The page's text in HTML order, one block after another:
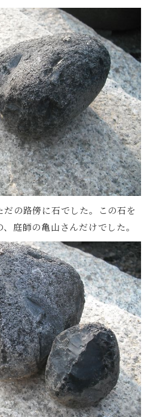
の路傍に石でした。この石を
庭師の亀山さんだけでした。